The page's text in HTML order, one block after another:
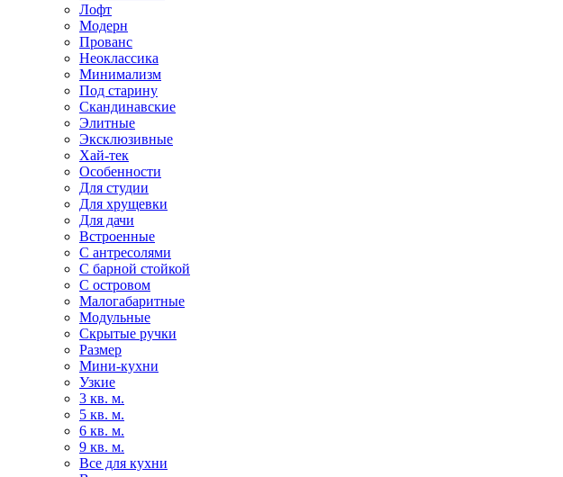
Лофт
Модерн
Прованс
Неоклассика
Минимализм
Под старину
Скандинавские
Элитные
Эксклюзивные
Хай-тек
Особенности
Для студии
Для хрущевки
Для дачи
Встроенные
С антресолями
С барной стойкой
С островом
Малогабаритные
Модульные
Скрытые ручки
Размер
Мини-кухни
Узкие
3 кв. м.
5 кв. м.
6 кв. м.
9 кв. м.
Все для кухни